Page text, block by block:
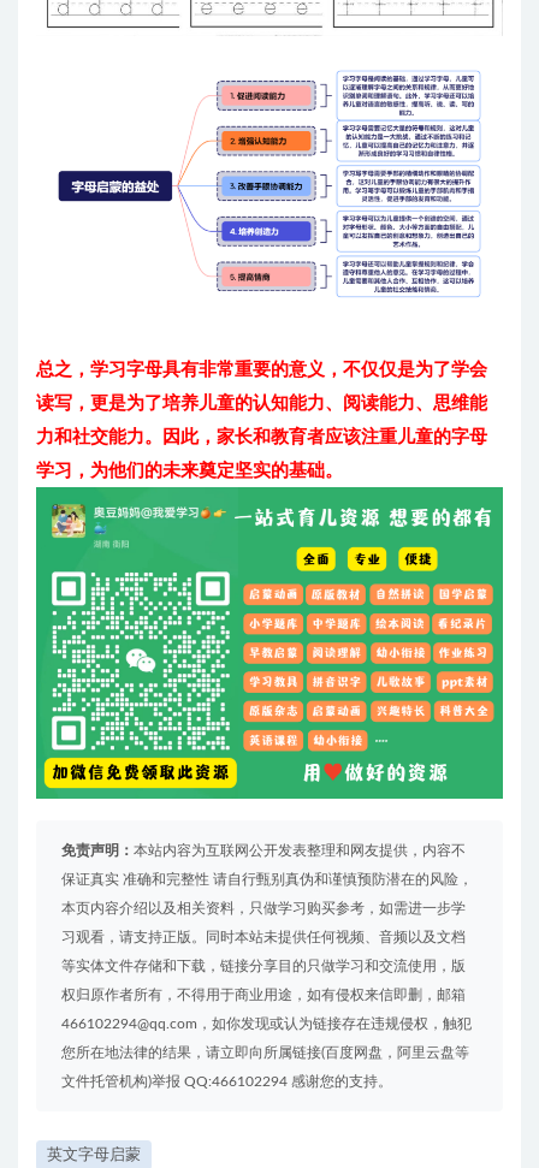
总之，学习字母具有非常重要的意义，不仅仅是为了学会
读写，更是为了培养儿童的认知能力、阅读能力、思维能
力和社交能力。因此，家长和教育者应该注重儿童的字母
学习，为他们的未来奠定坚实的基础。
免责声明： 本站内容为互联网公开发表整理和网友提供，内容不
保证真实 准确和完整性 请自行甄别真伪和谨慎预防潜在的风险，
本页内容介绍以及相关资料，只做学习购买参考，如需进一步学
习观看，请支持正版。同时本站未提供任何视频、音频以及文档
等实体文件存储和下载，链接分享目的只做学习和交流使用，版
权归原作者所有，不得用于商业用途，如有侵权来信即删，邮箱
466102294@qq.com，如你发现或认为链接存在违规侵权，触犯
您所在地法律的结果，请立即向所属链接(百度网盘，阿里云盘等
文件托管机构)举报 QQ:466102294 感谢您的支持。
英文字母启蒙